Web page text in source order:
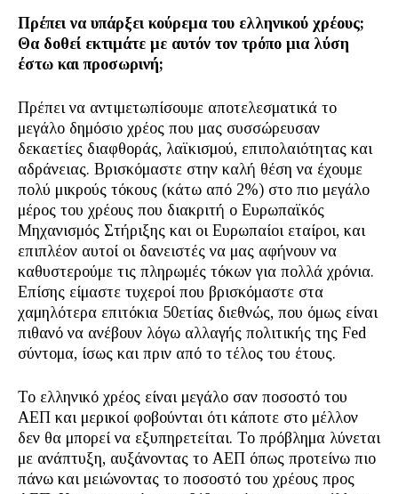
Πρέπει να υπάρξει κούρεμα του ελληνικού χρέους;
Θα δοθεί εκτιμάτε με αυτόν τον τρόπο μια λύση
έστω και προσωρινή;
Πρέπει να αντιμετωπίσουμε αποτελεσματικά το
μεγάλο δημόσιο χρέος που μας συσσώρευσαν
δεκαετίες διαφθοράς, λαϊκισμού, επιπολαιότητας και
αδράνειας. Βρισκόμαστε στην καλή θέση να έχουμε
πολύ μικρούς τόκους (κάτω από 2%) στο πιο μεγάλο
μέρος του χρέους που διακριτή ο Ευρωπαϊκός
Μηχανισμός Στήριξης και οι Ευρωπαίοι εταίροι, και
επιπλέον αυτοί οι δανειστές να μας αφήνουν να
καθυστερούμε τις πληρωμές τόκων για πολλά χρόνια.
Επίσης είμαστε τυχεροί που βρισκόμαστε στα
χαμηλότερα επιτόκια 50ετίας διεθνώς, που όμως είναι
πιθανό να ανέβουν λόγω αλλαγής πολιτικής της Fed
σύντομα, ίσως και πριν από το τέλος του έτους.
Το ελληνικό χρέος είναι μεγάλο σαν ποσοστό του
ΑΕΠ και μερικοί φοβούνται ότι κάποτε στο μέλλον
δεν θα μπορεί να εξυπηρετείται. Το πρόβλημα λύνεται
με ανάπτυξη, αυξάνοντας το ΑΕΠ όπως προτείνω πιο
πάνω και μειώνοντας το ποσοστό του χρέους προς